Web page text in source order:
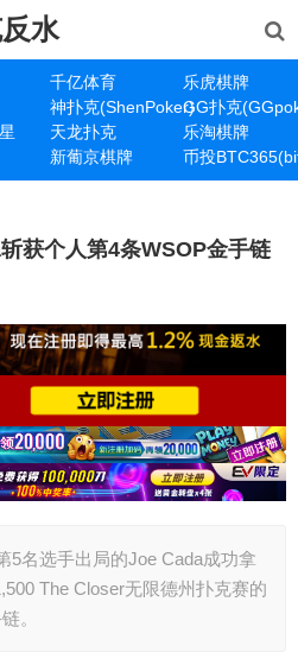
水
千亿体育
乐虎棋牌
神扑克(ShenPoker)GG扑克
天龙扑克
乐淘棋牌
新葡京棋牌 币投
获个人第4条WSOP金手链
5名选手出局的Joe Cada成功拿
The Closer无限德州扑克赛的
。